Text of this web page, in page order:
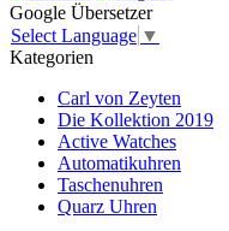
Google Übersetzer
Select Language ▼
Kategorien
Carl von Zeyten
Die Kollektion 2019
Active Watches
Automatikuhren
Taschenuhren
Quarz Uhren